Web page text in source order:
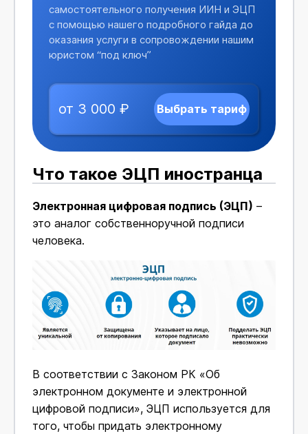
самостоятельного получения ИИН и ЭЦП
с помощью нашего подробного гайда до
оказания услуги в сопровождении нашим
юристом “под ключ”
от 3 000 ₽ Выбрать тариф
Что такое ЭЦП иностранца
Электронная цифровая подпись (ЭЦП) –
это аналог собственноручной подписи
человека.
В соответствии с Законом РК «Об
электронном документе и электронной
цифровой подписи», ЭЦП используется для
того, чтобы придать электронному